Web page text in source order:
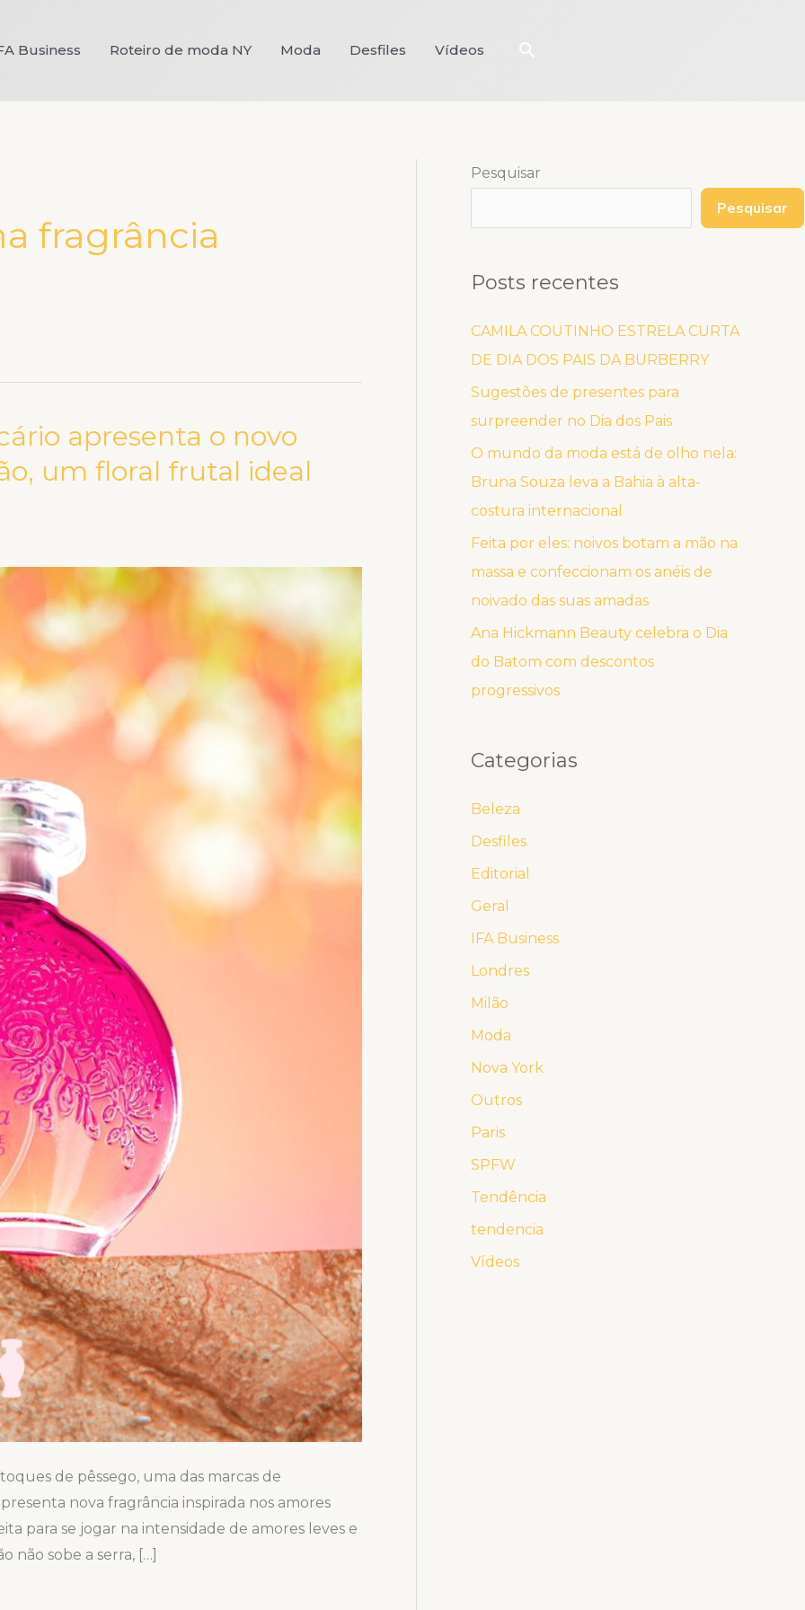
Business Roteiro de moda NY Moda Desfiles Vídeos Pesquisar
fragrância
apresenta o novo
um floral frutal ideal
de pêssego, uma das marcas de
nova fragrância inspirada nos amores
para se jogar na intensidade de amores leves e
não sobe a serra, […]
Pesquisar
Pesquisar
Posts recentes
CAMILA COUTINHO ESTRELA CURTA
DE DIA DOS PAIS DA BURBERRY
Sugestões de presentes para
surpreender no Dia dos Pais
O mundo da moda está de olho nela:
Bruna Souza leva a Bahia à alta-
costura internacional
Feita por eles: noivos botam a mão na
massa e confeccionam os anéis de
noivado das suas amadas
Ana Hickmann Beauty celebra o Dia
do Batom com descontos
progressivos
Categorias
Beleza
Desfiles
Editorial
Geral
IFA Business
Londres
Milão
Moda
Nova York
Outros
Paris
SPFW
Tendência
tendencia
Vídeos